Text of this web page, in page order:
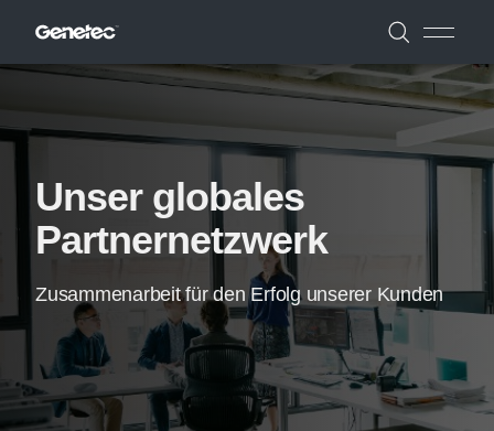
Unser globales
Partnernetzwerk
Zusammenarbeit für den Erfolg unserer Kunden